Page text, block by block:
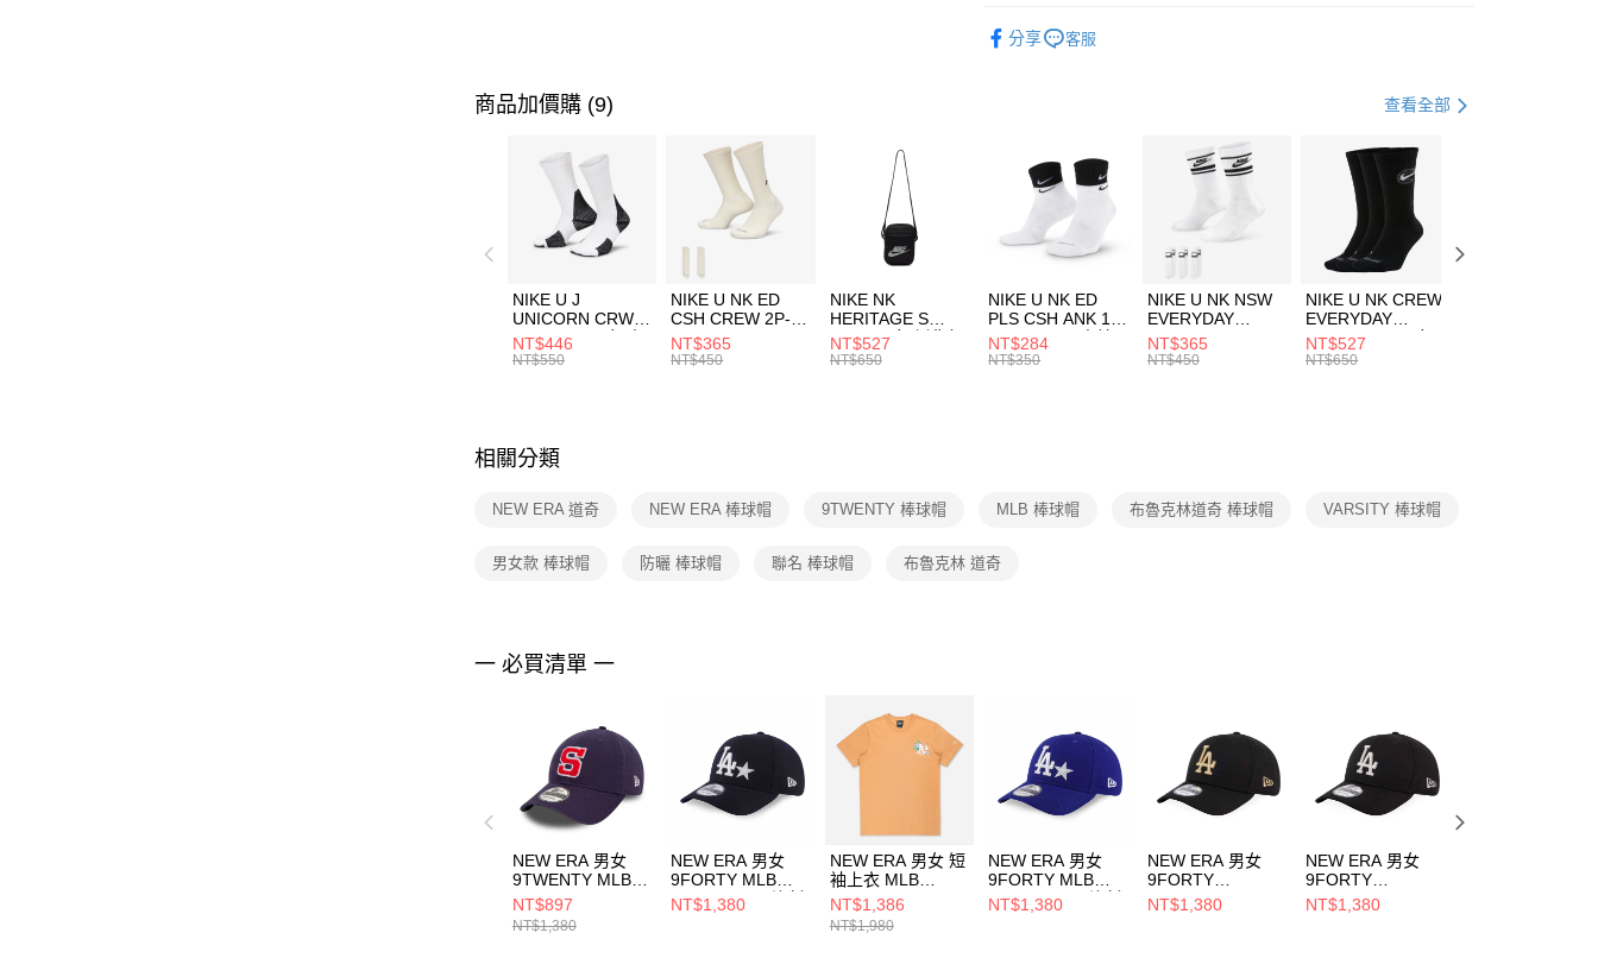
台新國際商業銀行
【關於「AFTEE先享後付」】
３．安心：先確認商品／服務後，再付款。
【「AFTEE先享後付」結帳流程】
１．於結帳方式選擇「AFTEE先享後付」後，將跳轉至「AFTEE先享後
付」結帳頁面，進行簡訊認證並確認金額後，即可完成結帳。
２．訂單成立數日內，您將收到繳費通知簡訊。
３．收到繳費通知簡訊後14天內，點擊此簡訊中的連結，可透過四大超商
／ATM／網路銀行／等多元方式進行付款，方視為交易完成。
※ 請注意：結帳手續完成當下不需立刻繳費，但若您需要取消訂單，請聯
絡購買商品的店家。未經商家同意取消之訂單仍視為有效，需透過AFTEE
先享後付繳納相關費用。
交易，需依本服務之必要範圍內提供個人資料，並將交易相關給付款項請
２．關於個人資料處理事宜，請瀏覽以下網址：
５．嚴禁一人註冊多個帳號或使用他人資訊註冊。若發現惡意使用之情
形，恩沛科技股份有限公司將有權停止該用戶之使用額度並採取法律行
每筆NT$100，滿NT$1,500(含以上)免運費
每筆NT$100，滿NT$1,500(含以上)免運費
付款後門市自取
每筆NT$100，滿NT$1,500(含以上)免運費
分享 客服
商品加價購 (9) 查看全部
NIKE U J
UNICORN CRW
1PR -160 男女 中
統襪 FZ3393100
NT$446
NT$550
NIKE U NK ED
CSH CREW 2P-
144 EMBRDY 男
女 短統襪
NT$365
NT$450
NIKE NK
HERITAGE S
SMIT 男女 側背包
BA5871010
NT$527
NT$650
NIKE U NK ED
PLS CSH ANK 1P
144 DBL 男 中統
襪 DH4058104
NT$284
NT$350
NIKE U NK NSW
EVERYDAY
ESSENTIAL CR
男女 短統襪
NT$365
NT$450
NIKE U NK CREW
EVERYDAY
BBALL 3PR 男女
長統襪
NT$527
NT$650
相關分類
NEW ERA 道奇 NEW ERA 棒球帽 9TWENTY 棒球帽 MLB 棒球帽 布魯克林道奇 棒球帽 VARSITY 棒球帽
男女款 棒球帽 防曬 棒球帽 聯名 棒球帽 布魯克林 道奇
一 必買清單 一
NEW ERA 男女
9TWENTY MLB
VARSITY COOP聖
地牙哥教士
NE60503583
NT$897
NT$1,380
NEW ERA 男女
9FORTY MLB
STAR BASIC 洛杉
磯道奇 黑
NT$1,380
NEW ERA 男女 短
袖上衣 MLB
GRAPHIC
CAPSULE 奧克蘭
運動家 大地咖
NT$1,386
NT$1,980
NEW ERA 男女
9FORTY MLB
STAR BASIC 洛杉
磯道奇 皇家藍
NT$1,380
NEW ERA 男女
9FORTY
ESSENTIAL MLB
BASIC 洛杉磯道奇
NT$1,380
NEW ERA 男女
9FORTY
ESSENTIAL MLB
BASIC 洛杉磯道奇
NT$1,380